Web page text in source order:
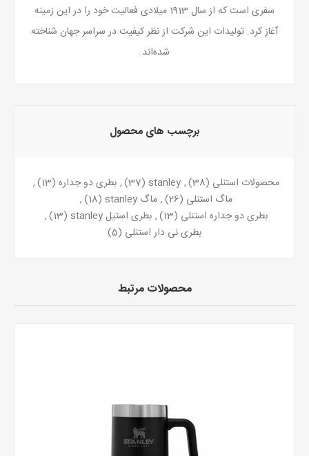
سفری است که از سال 1913 میلادی فعالیت خود را در این زمینه‌
آغاز کرد. تولیدات این شرکت از نظر کیفیت در سراسر جهان شناخته
‌شده‌اند.
برچسب های محصول
محصولات استنلی (38)
,
stanley
(37)
, بطری دو جداره (13)
,
ماگ استنلی (26)
, ماگ stanley (18)
,
بطری دو جداره استنلی (13)
, بطری استیل stanley (13)
,
بطری نی دار استنلی (5)
محصولات مرتبط